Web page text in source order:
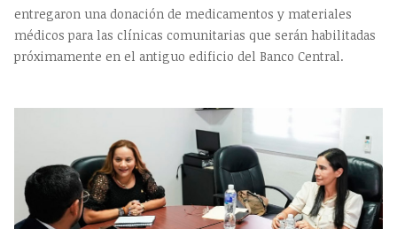
entregaron una donación de medicamentos y materiales
médicos para las clínicas comunitarias que serán habilitadas
próximamente en el antiguo edificio del Banco Central.